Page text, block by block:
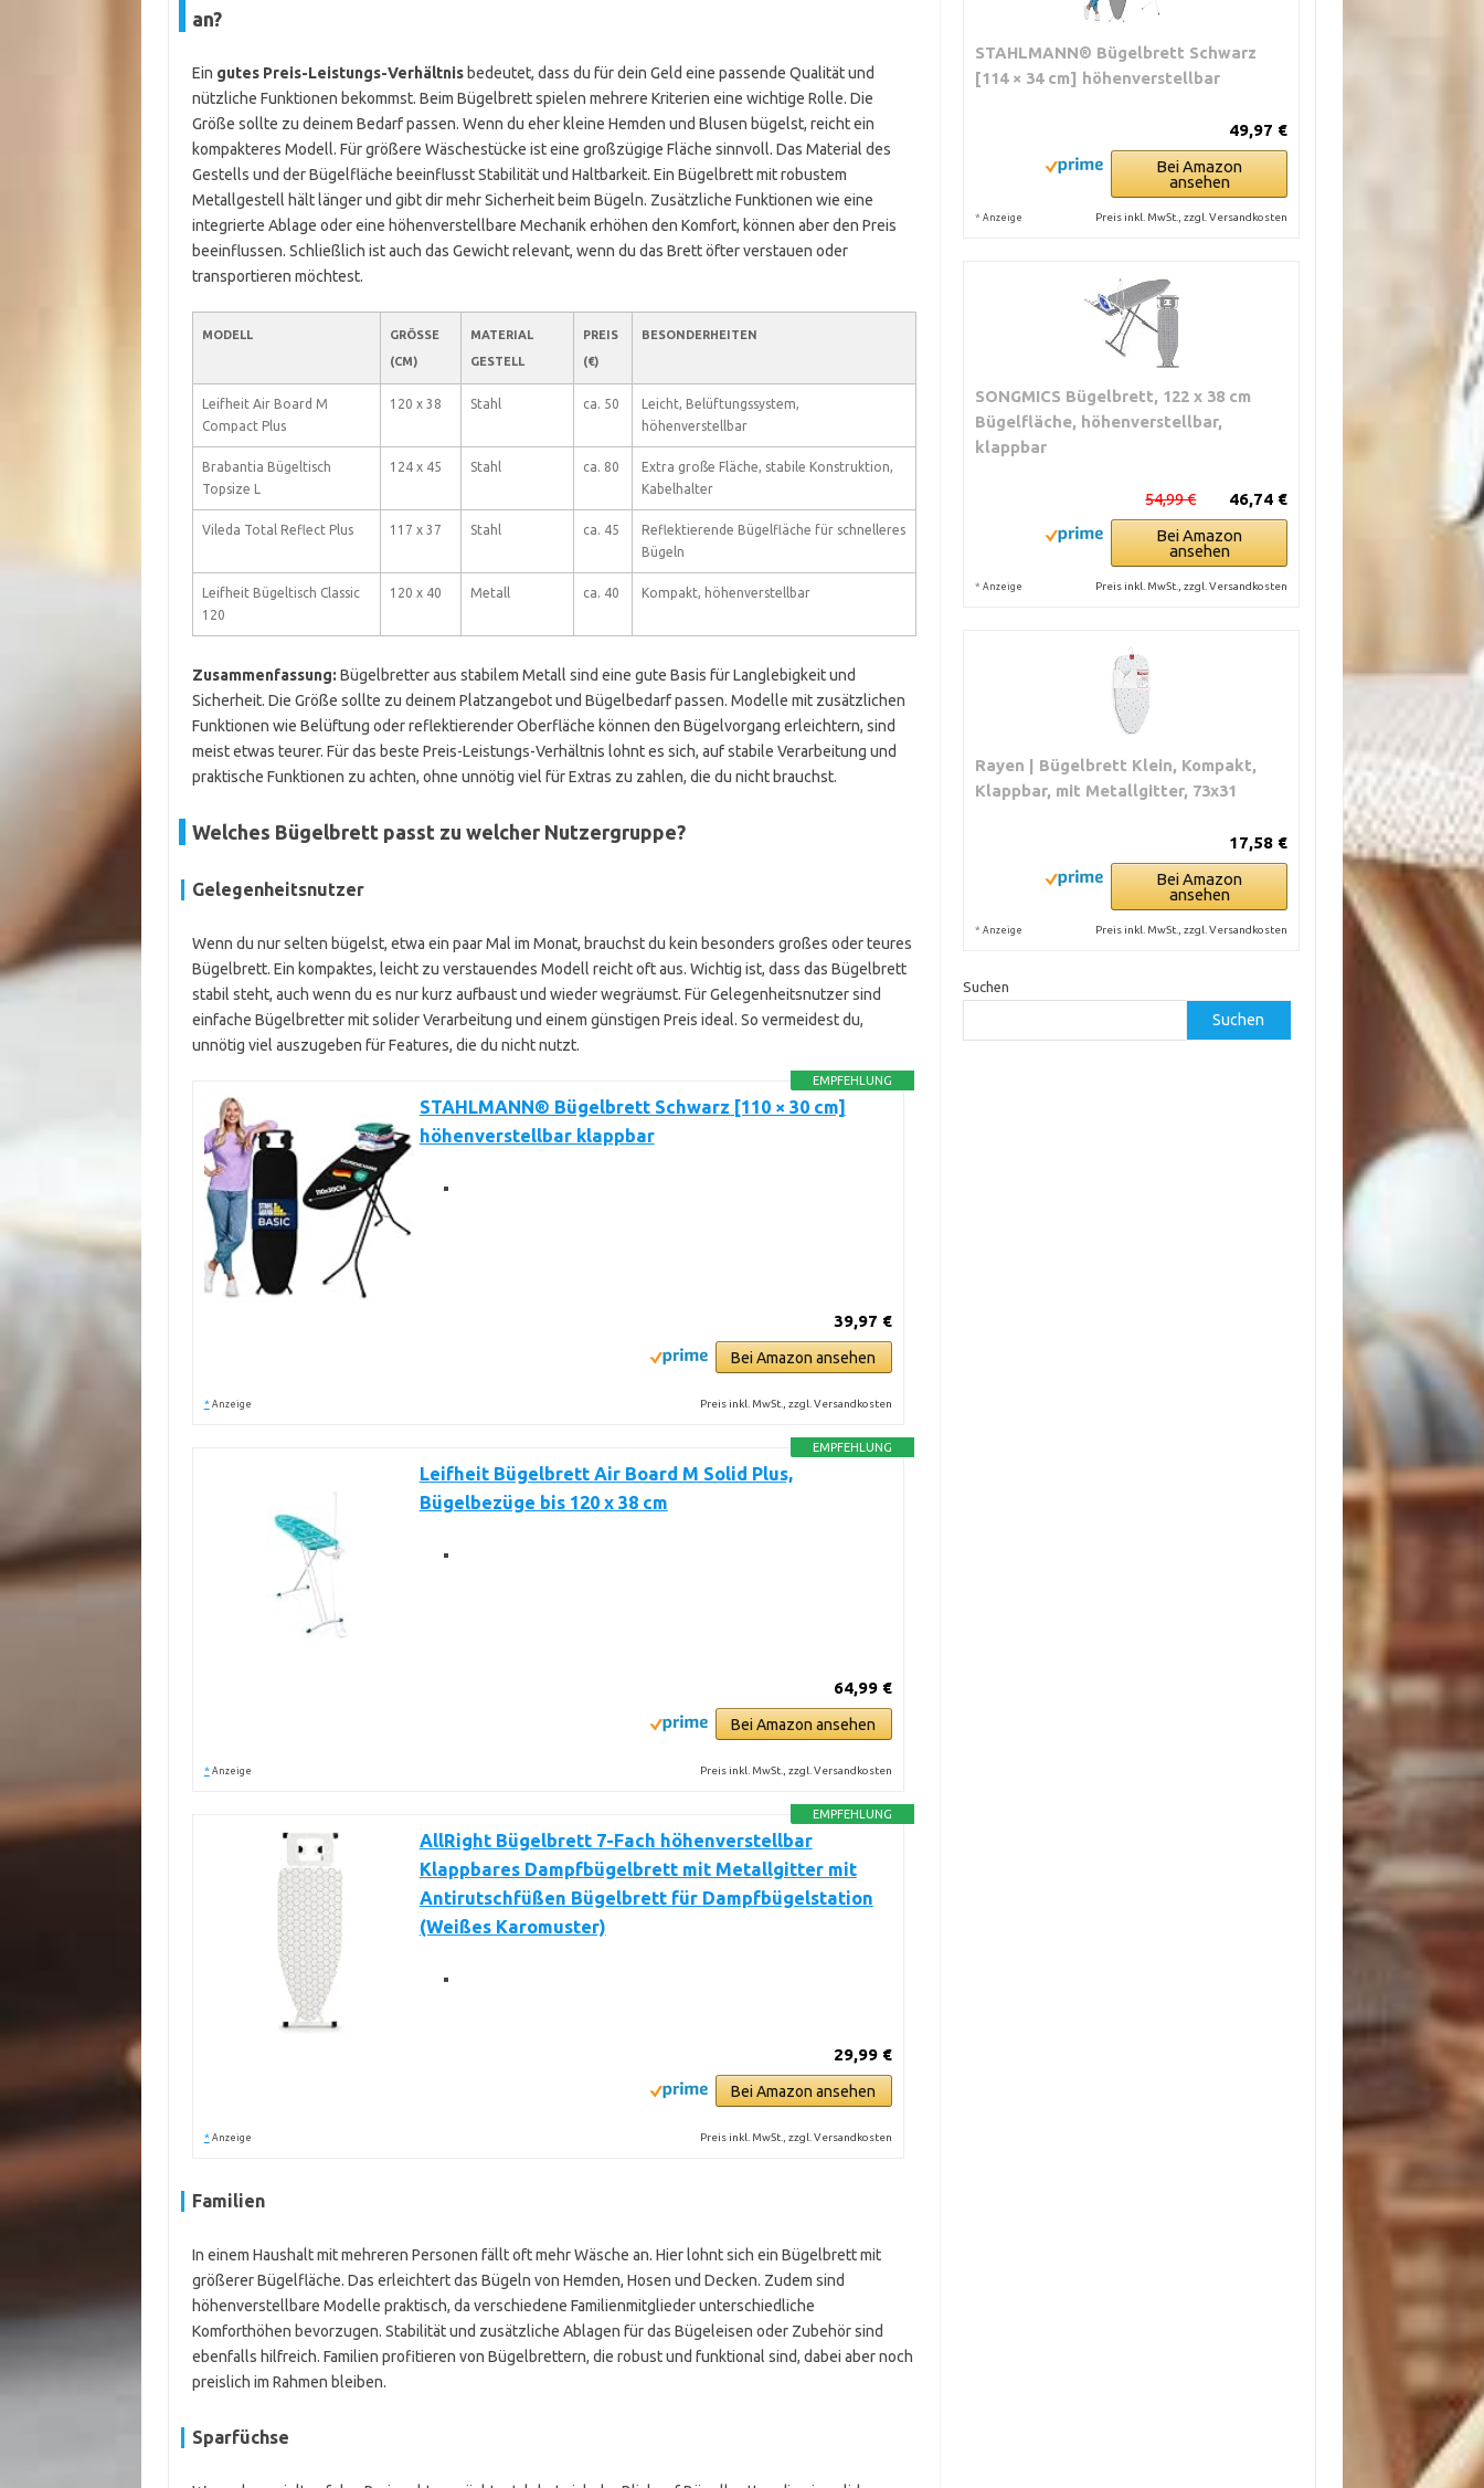
an?
Ein gutes Preis-Leistungs-Verhältnisbedeutet, dass du für dein Geld eine passende Qualität und
nützliche Funktionen bekommst. Beim Bügelbrett spielen mehrere Kriterien eine wichtige Rolle. Die
Größe sollte zu deinem Bedarf passen. Wenn du eher kleine Hemden und Blusen bügelst, reicht ein
kompakteres Modell. Für größere Wäschestücke ist eine großzügige Fläche sinnvoll. Das Material des
Gestells und der Bügelfläche beeinflusst Stabilität und Haltbarkeit. Ein Bügelbrett mit robustem
Metallgestell hält länger und gibt dir mehr Sicherheit beim Bügeln. Zusätzliche Funktionen wie eine
integrierte Ablage oder eine höhenverstellbare Mechanik erhöhen den Komfort, können aber den Preis
beeinflussen. Schließlich ist auch das Gewicht relevant, wenn du das Brett öfter verstauen oder
transportieren möchtest.
MODELL
GRÖSSE (
CM)
MATERIAL
GESTELL
PREIS
(€)
BESONDERHEITEN
Leifheit Air Board M
Compact Plus
120 x 38 Stahl ca. 50
Leicht, Belüftungssystem,
höhenverstellbar
Brabantia Bügeltisch
Topsize L
124 x 45 Stahl ca. 80
Extra große Fläche, stabile Konstruktion,
Kabelhalter
Vileda Total Reflect Plus 117 x 37 Stahl ca. 45
Reflektierende Bügelfläche für schnelleres
Bügeln
Leifheit Bügeltisch Classic
120
120 x 40 Metall ca. 40 Kompakt, höhenverstellbar
Zusammenfassung: Bügelbretter aus stabilem Metall sind eine gute Basis für Langlebigkeit und
Sicherheit. Die Größe sollte zu deinem Platzangebot und Bügelbedarf passen. Modelle mit zusätzlichen
Funktionen wie Belüftung oder reflektierender Oberfläche können den Bügelvorgang erleichtern, sind
meist etwas teurer. Für das beste Preis-Leistungs-Verhältnis lohnt es sich, auf stabile Verarbeitung und
praktische Funktionen zu achten, ohne unnötig viel für Extras zu zahlen, die du nicht brauchst.
Welches Bügelbrett passt zu welcher Nutzergruppe?
Gelegenheitsnutzer
Wenn du nur selten bügelst, etwa ein paar Mal im Monat, brauchst du kein besonders großes oder teures
Bügelbrett. Ein kompaktes, leicht zu verstauendes Modell reicht oft aus. Wichtig ist, dass das Bügelbrett
stabil steht, auch wenn du es nur kurz aufbaust und wieder wegräumst. Für Gelegenheitsnutzer sind
einfache Bügelbretter mit solider Verarbeitung und einem günstigen Preis ideal. So vermeidest du,
unnötig viel auszugeben für Features, die du nicht nutzt.
EMPFEHLUNG
STAHLMANN® Bügelbrett Schwarz [110 × 30 cm]
höhenverstellbar klappbar
39,97 €
Bei Amazon ansehen
* Anzeige Preis inkl. MwSt., zzgl. Versandkosten
EMPFEHLUNG
Leifheit Bügelbrett Air Board M Solid Plus,
Bügelbezüge bis 120 x 38 cm
64,99 €
Bei Amazon ansehen
* Anzeige Preis inkl. MwSt., zzgl. Versandkosten
EMPFEHLUNG
AllRight Bügelbrett 7-Fach höhenverstellbar
Klappbares Dampfbügelbrett mit Metallgitter mit
Antirutschfüßen Bügelbrett für Dampfbügelstation
(Weißes Karomuster)
29,99 €
Bei Amazon ansehen
* Anzeige Preis inkl. MwSt., zzgl. Versandkosten
Familien
In einem Haushalt mit mehreren Personen fällt oft mehr Wäsche an. Hier lohnt sich ein Bügelbrett mit
größerer Bügelfläche. Das erleichtert das Bügeln von Hemden, Hosen und Decken. Zudem sind
höhenverstellbare Modelle praktisch, da verschiedene Familienmitglieder unterschiedliche
Komforthöhen bevorzugen. Stabilität und zusätzliche Ablagen für das Bügeleisen oder Zubehör sind
ebenfalls hilfreich. Familien profitieren von Bügelbrettern, die robust und funktional sind, dabei aber noch
preislich im Rahmen bleiben.
Sparfüchse
STAHLMANN® Bügelbrett Schwarz
[114 × 34 cm] höhenverstellbar
49,97 €
Bei Amazon
ansehen
* Anzeige Preis inkl. MwSt., zzgl. Versandkosten
SONGMICS Bügelbrett, 122 x 38 cm
Bügelfläche, höhenverstellbar,
klappbar
46,74 €
54,99 €
Bei Amazon
ansehen
* Anzeige Preis inkl. MwSt., zzgl. Versandkosten
Rayen | Bügelbrett Klein, Kompakt,
Klappbar, mit Metallgitter, 73x31
17,58 €
Bei Amazon
ansehen
* Anzeige Preis inkl. MwSt., zzgl. Versandkosten
Suchen
Suchen